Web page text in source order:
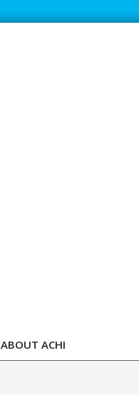
ABOUT ACHI